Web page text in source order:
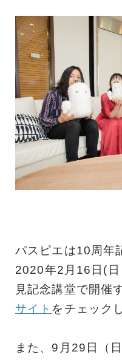
パスピエは10周年
2020年2月16日(日
見記念講堂で開催
サイト をチェック
また、9月29日（